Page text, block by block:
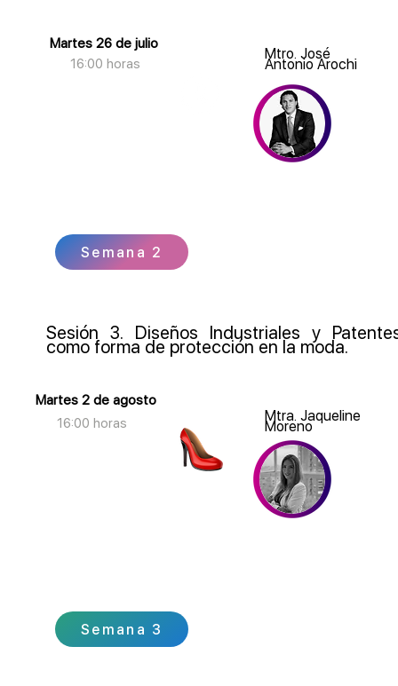
Martes 26 de julio
16:00 horas
Mtro. José
Antonio Arochi
Semana 2
Sesión 3. Diseños Industriales y
como forma de protección en la moda.
Martes 2 de agosto
16:00 horas
Mtra. Jaqueline
Moreno
Semana 3